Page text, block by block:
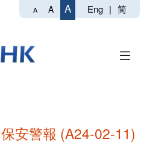
A A A Eng | 简
保安警報 (A24-02-11)